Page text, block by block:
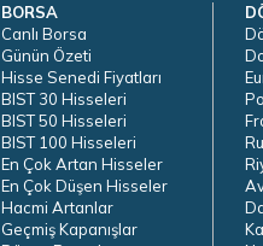
BORSA
Canlı Borsa
Günün Özeti
Hisse Senedi Fiyatları
BIST 30 Hisseleri
BIST 50 Hisseleri
BIST 100 Hisseleri
En Çok Artan Hisseler
En Çok Düşen Hisseler
Hacmi Artanlar
Geçmiş Kapanışlar